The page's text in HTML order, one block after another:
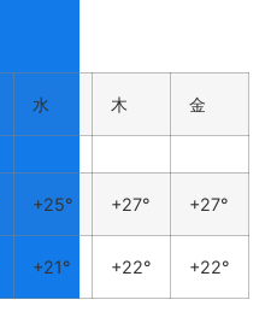
水 木 金
+25° +27° +27°
+21° +22° +22°